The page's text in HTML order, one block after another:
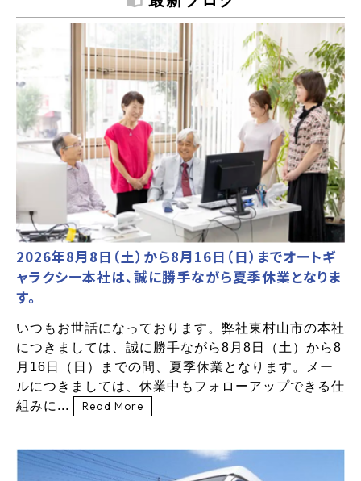
2026年8月8日（土）から8月16日（日）までオートギ
ャラクシー本社は、誠に勝手ながら夏季休業となりま
す。
いつもお世話になっております。弊社東村山市の本社
につきましては、誠に勝手ながら8月8日（土）から8
月16日（日）までの間、夏季休業となります。メー
ルにつきましては、休業中もフォローアップできる仕
組みに...
Read More